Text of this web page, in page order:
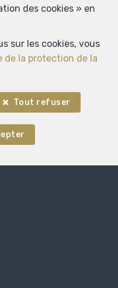
carte
des cookies » en
sur les cookies, vous
de la protection de la
Tout refuser